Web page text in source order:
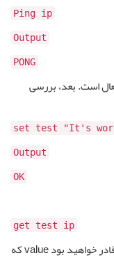
Ping ip
Output
PONG
است. بعد، بررسی
Output
OK
get test ip
با فرض اینکه همه چیز درست کار می‌کند، شما قادر خواهید بود value که